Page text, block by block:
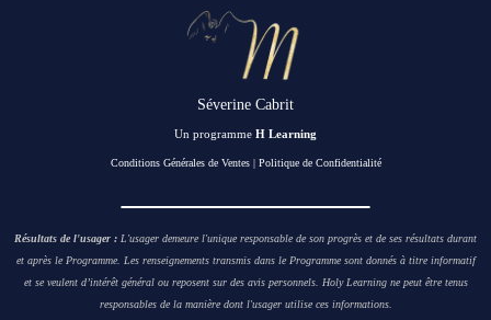
Séverine Cabrit
Un programme H Learning
Conditions Générales de Ventes| Politique de Confidentialité
Résultats de l'usager : L'usager demeure l'unique responsable de son progrès et de ses résultats durant
et après le Programme. Les renseignements transmis dans le Programme sont donnés à titre informatif
et se veulent d’intérêt général ou reposent sur des avis personnels. Holy Learning ne peut être tenus
responsables de la manière dont l'usager utilise ces informations.